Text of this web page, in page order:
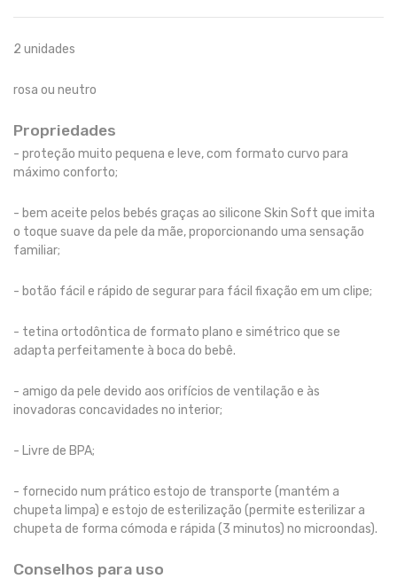
2 unidades
rosa ou neutro
Propriedades
- proteção muito pequena e leve, com formato curvo para
máximo conforto;
- bem aceite pelos bebés graças ao silicone Skin Soft que imita
o toque suave da pele da mãe, proporcionando uma sensação
familiar;
- botão fácil e rápido de segurar para fácil fixação em um clipe;
- tetina ortodôntica de formato plano e simétrico que se
adapta perfeitamente à boca do bebê.
- amigo da pele devido aos orifícios de ventilação e às
inovadoras concavidades no interior;
- Livre de BPA;
- fornecido num prático estojo de transporte (mantém a
chupeta limpa) e estojo de esterilização (permite esterilizar a
chupeta de forma cómoda e rápida (3 minutos) no microondas).
Conselhos para uso